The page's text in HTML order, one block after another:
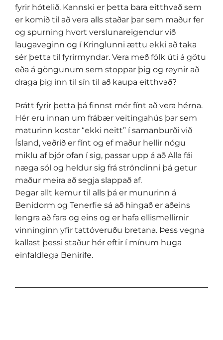
fyrir hótelið. Kannski er þetta bara eitthvað sem
er komið til að vera alls staðar þar sem maður fer
og spurning hvort verslunareigendur við
laugaveginn og í Kringlunni ættu ekki að taka
sér þetta til fyrirmyndar. Vera með fólk úti á götu
eða á göngunum sem stoppar þig og reynir að
draga þig inn til sín til að kaupa eitthvað?
Þrátt fyrir þetta þá finnst mér fínt að vera hérna.
Hér eru innan um frábær veitingahús þar sem
maturinn kostar “ekki neitt” í samanburði við
Ísland, veðrið er fínt og ef maður hellir nógu
miklu af bjór ofan í sig, passar upp á að Alla fái
næga sól og heldur sig frá ströndinni þá getur
maður meira að segja slappað af.
Þegar allt kemur til alls þá er munurinn á
Benidorm og Tenerfie sá að hingað er aðeins
lengra að fara og eins og er hafa ellismellirnir
vinninginn yfir tattóveruðu bretana. Þess vegna
kallast þessi staður hér eftir í mínum huga
einfaldlega Benirife.